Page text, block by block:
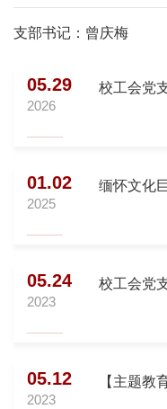
支部书记：曾庆梅
05.29
2026
校工会党
01.02
2025
缅怀文化
05.24
2023
校工会党
05.12
2023
【主题教